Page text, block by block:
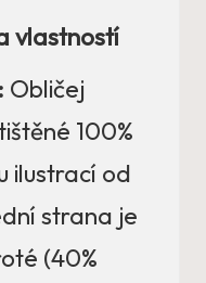
vlastností
Obličej
100%
ilustrací od
strana je
(40%